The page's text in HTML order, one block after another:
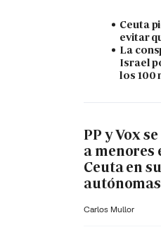
Ceuta
evitar
La
Israel
los 100
PP y Vox
a menores
Ceuta en
autónomas
Carlos Mullor